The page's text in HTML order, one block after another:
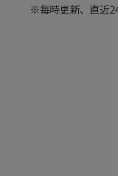
※毎時更新、直近